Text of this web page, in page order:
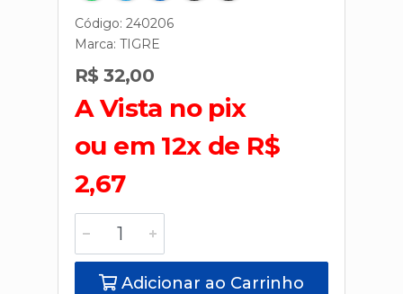
Código: 240206
Marca: TIGRE
R$ 32,00
A Vista no pix
ou em 12x de R$
2,67
Adicionar ao Carrinho